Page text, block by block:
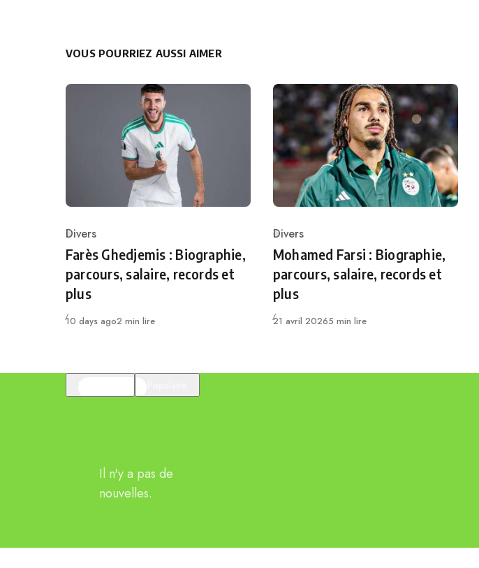
VOUS POURRIEZ AUSSI AIMER
Category
Divers
Farès Ghedjemis : Biographie,
parcours, salaire, records et
plus
Publié
10 days ago2 min lire
Category
Divers
Mohamed Farsi : Biographie,
parcours, salaire, records et
plus
Publié
21 avril 20265 min lire
Il n'y a pas de
nouvelles.